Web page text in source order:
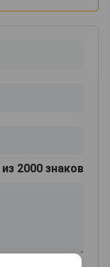
из 2000 знаков